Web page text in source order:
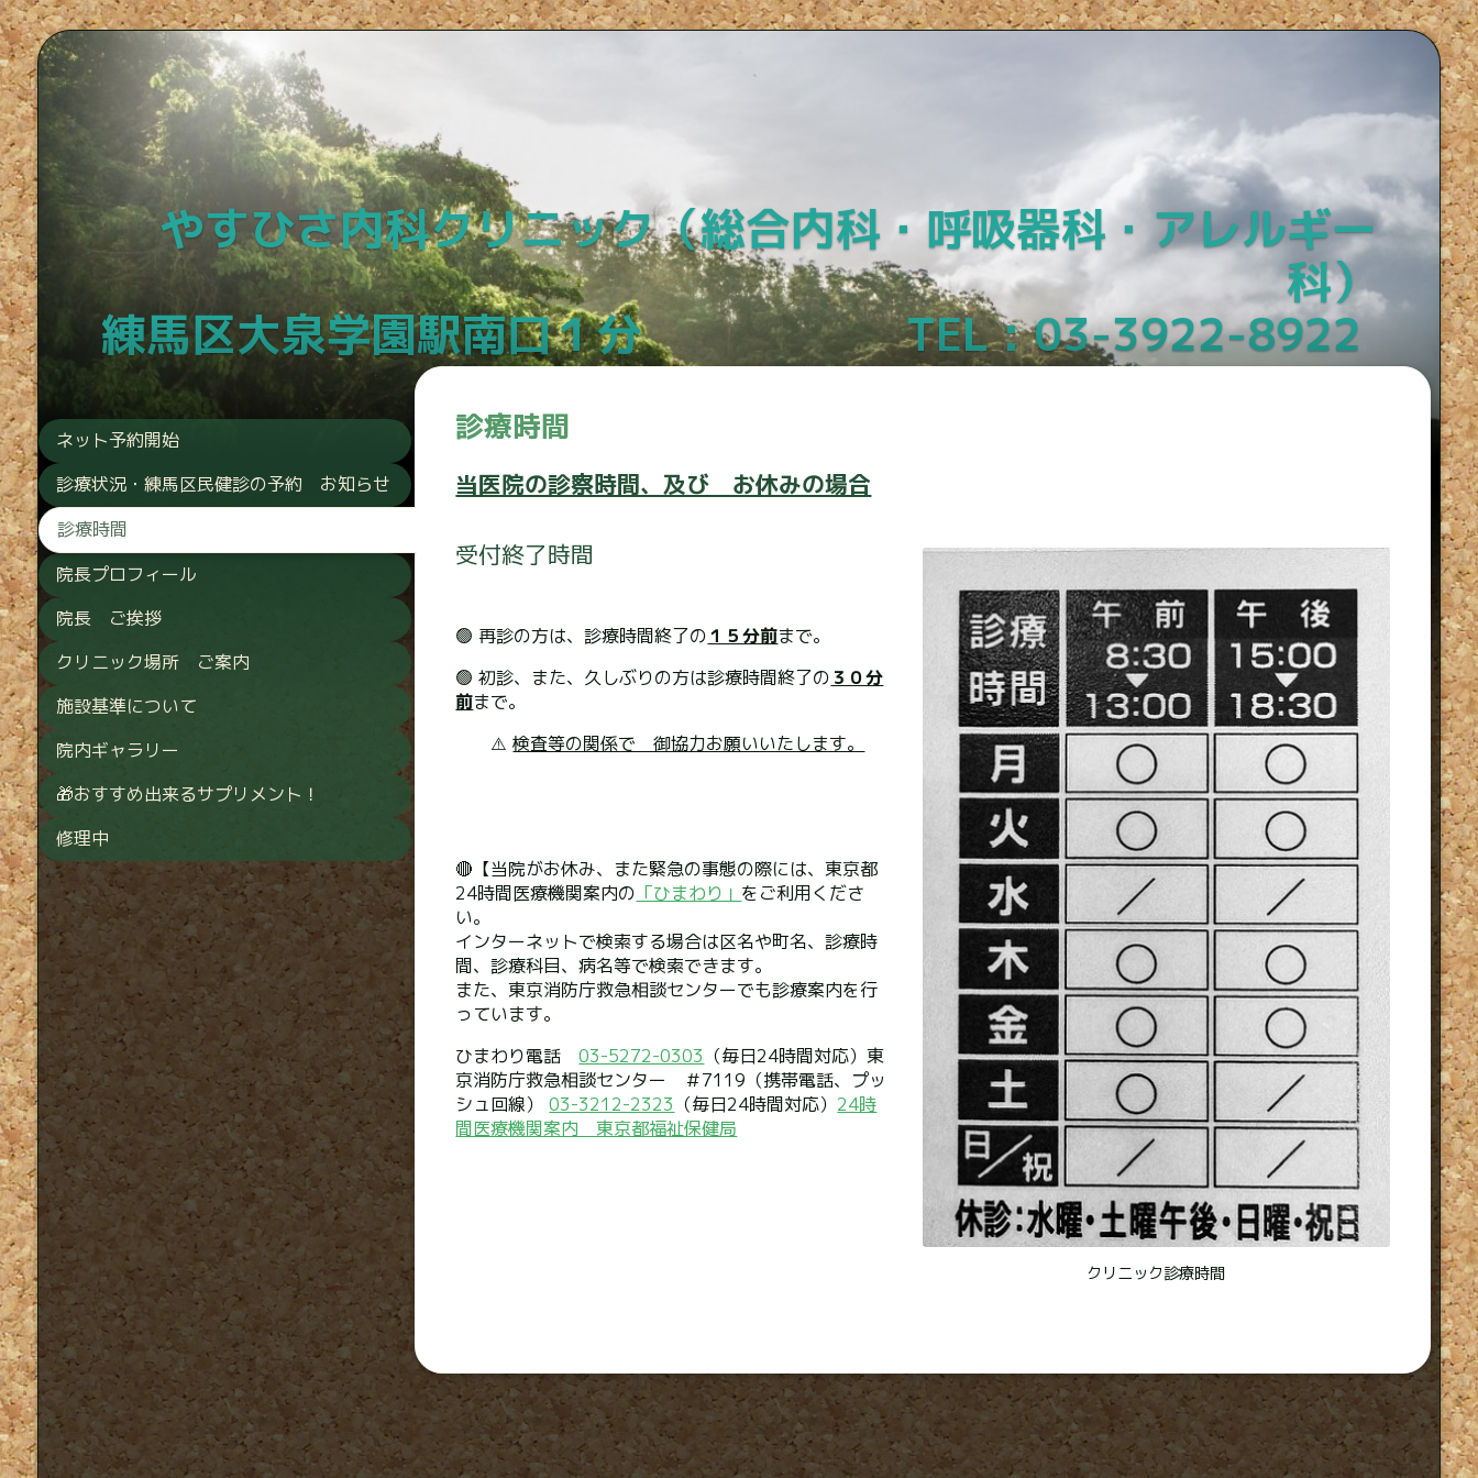
やすひさ内科クリニック（総合内科・呼吸器科・アレルギー
科）
練馬区大泉学園駅南口１分 TEL : 03-3922-8922
ネット予約開始
診療状況・練馬区民健診の予約 お知らせ
診療時間
院長プロフィール
院長 ご挨拶
クリニック場所 ご案内
施設基準について
院内ギャラリー
🎁おすすめ出来るサプリメント！
修理中
診療時間
当医院の診察時間、及び お休みの場合
クリニック診療時間
受付終了時間
🟢 再診の方は、診療時間終了の１５分前まで。
🟢 初診、また、久しぶりの方は診療時間終了の ３０分
前まで。
⚠️検査等の関係で 御協力お願いいたします。
🔴【当院がお休み、また緊急の事態の際には、東京都
24時間医療機関案内の 「ひまわり」 をご利用くださ
い。
インターネットで検索する場合は区名や町名、診療時
間、診療科目、病名等で検索できます。
また、東京消防庁救急相談センターでも診療案内を行
っています。
ひまわり電話03-5272-0303 （毎日24時間対応）東
京消防庁救急相談センター ＃7119（携帯電話、プッ
シュ回線）03-3212-2323 （毎日24時間対応） 24時
間医療機関案内 東京都福祉保健局